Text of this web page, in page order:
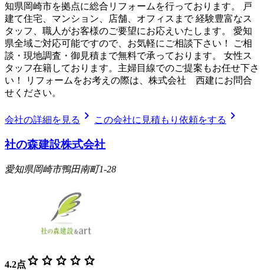
知県岡崎市を拠点に総合リフォームを行っております。 戸
建て住宅、マンション、店舗、オフィスまで 経験豊富なス
タッフ、職人がお客様のご要望にお応えいたします。 愛知
県全域ご対応可能ですので、お気軽にご相談下さい！ ご相
談・現地調査・御見積まで無料で承っております。 女性ス
タッフ在籍しております。主婦目線でのご提案もお任せ下さ
い！ リフォームをお考えの際は、株式会社 西建にお問合
せください。
会社の詳細を見る chevron_right この会社に見積もり依頼をする chevron_right
社の森建設株式会社
愛知県岡崎市鴨田南町1-28
4.2点 star star star star star